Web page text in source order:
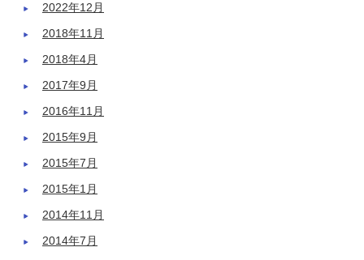
2022年12月
2018年11月
2018年4月
2017年9月
2016年11月
2015年9月
2015年7月
2015年1月
2014年11月
2014年7月